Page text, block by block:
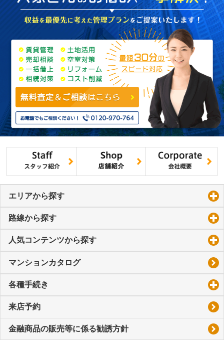
エリアから探す
路線から探す
人気コンテンツから探す
マンションカタログ
各種手続き
来店予約
金融商品の販売等に係る勧誘方針